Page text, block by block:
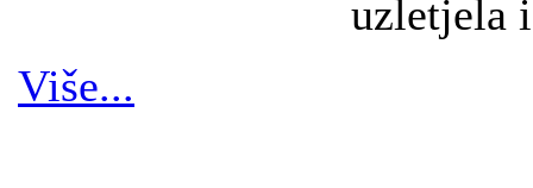
uzletjela
Više...